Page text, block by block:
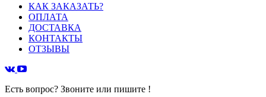
КАК ЗАКАЗАТЬ?
ОПЛАТА
ДОСТАВКА
КОНТАКТЫ
ОТЗЫВЫ
Есть вопрос? Звоните или пишите !